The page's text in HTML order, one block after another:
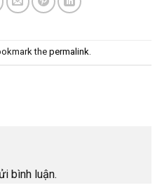
the permalink.
bình luận.